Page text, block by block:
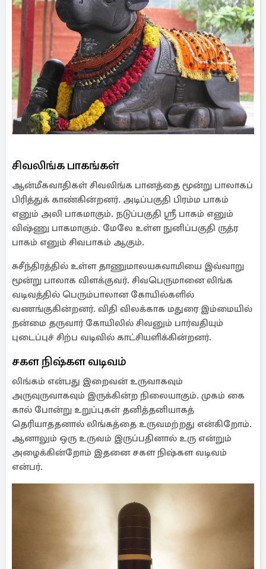
சிவலிங்க பாகங்கள்
ஆன்மீகவாதிகள் சிவலிங்க பானத்தை மூன்று பாலாகப்
பிரித்துக் காண்கின்றனர். அடிப்பகுதி பிரம்ம பாகம்
எனும் அலி பாகமாகும். நடுப்பகுதி ஸ்ரீ பாகம் எனும்
விஷ்ணு பாகமாகும். மேலே உள்ள நுனிப்பகுதி ருத்ர
பாகம் எனும் சிவபாகம் ஆகும்.
சுசீந்திரத்தில் உள்ள தாணுமாலயசுவாமியை இவ்வாறு
மூன்று பாலாக விளக்குவர். சிவபெருமானை லிங்க
வடிவத்தில் பெரும்பாலான கோயில்களில்
வணங்குகின்றனர். விதி விலக்காக மதுரை இம்மையில்
நன்மை தருவார் கோயிலில் சிவனும் பார்வதியும்
புடைப்புச் சிற்ப வடிவில் காட்சியளிக்கின்றனர்.
சகள நிஷ்கள வடிவம்
லிங்கம் என்பது இறைவன் உருவாகவும்
அருவுருவாகவும் இருக்கின்ற நிலையாகும். முகம் கை
கால் போன்று உறுப்புகள் தனித்தனியாகத்
தெரியாததனால் லிங்கத்தை உருவமற்றது என்கிறோம்.
ஆனாலும் ஒரு உருவம் இருப்பதினால் உரு என்றும்
அழைக்கின்றோம் இதனை சகள நிஷ்கள வடிவம்
என்பர்.